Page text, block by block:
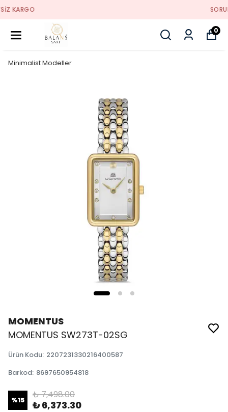
0
Minimalist Modeller
MOMENTUS
MOMENTUS SW273T-02SG
Ürün Kodu: 2207231330216400587
Barkod: 8697650954818
%15 ₺ 7,498.00
₺ 6,373.30